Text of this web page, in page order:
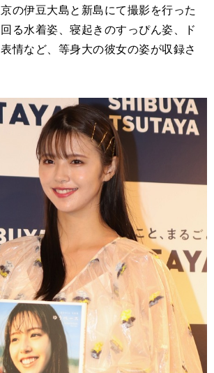
の伊豆大島と新島にて撮影を行った
る水着姿、寝起きのすっぴん姿、ド
情など、等身大の彼女の姿が収録さ